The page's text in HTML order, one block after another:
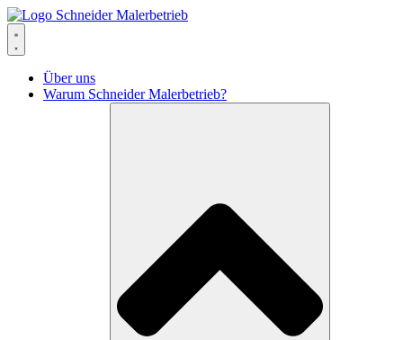
Über uns
Warum Schneider Malerbetrieb?